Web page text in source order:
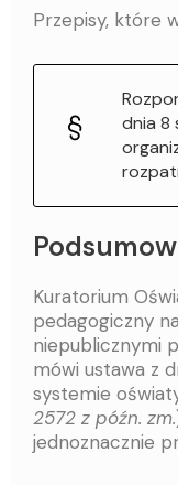
Przepisy, które
dnia 8
Kuratorium
pedagogiczny
niepublicznymi
mówi ustawa z
systemie
2572 z późn. zm.
jednoznacznie